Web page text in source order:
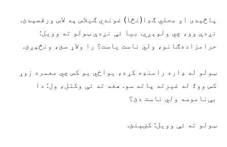
پاڅېدی او محلي ګډا(نڅا) غوندي ګيلاس په لاس ورقصېدئ.
نږدې وو، چي ولوېږي. بيا ئې نږدې ټولو ته وويل:
حرامزاده‌ګانو، ولي ناست ياست؟ را ولاړ سئ، ونڅېږئ.
ټولو له ډاره رامنډه کړه، يواځي يو کس چي معمره زوړ
کس وو؛ له غيرته پاته سو. هغه ته ئې وکتل، ول: دا
بې‌‌ناموسه ولي ناست دئ؟
ټولو ته ئې وويل: کښېنئ.